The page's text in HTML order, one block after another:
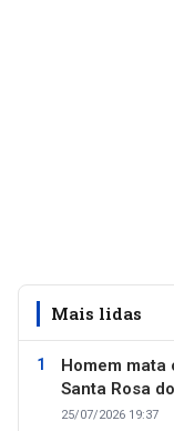
Mais lidas
Homem
Santa Rosa
25/07/2026 19:37